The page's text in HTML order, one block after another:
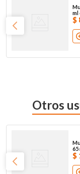
ml
$
Otros
65
$